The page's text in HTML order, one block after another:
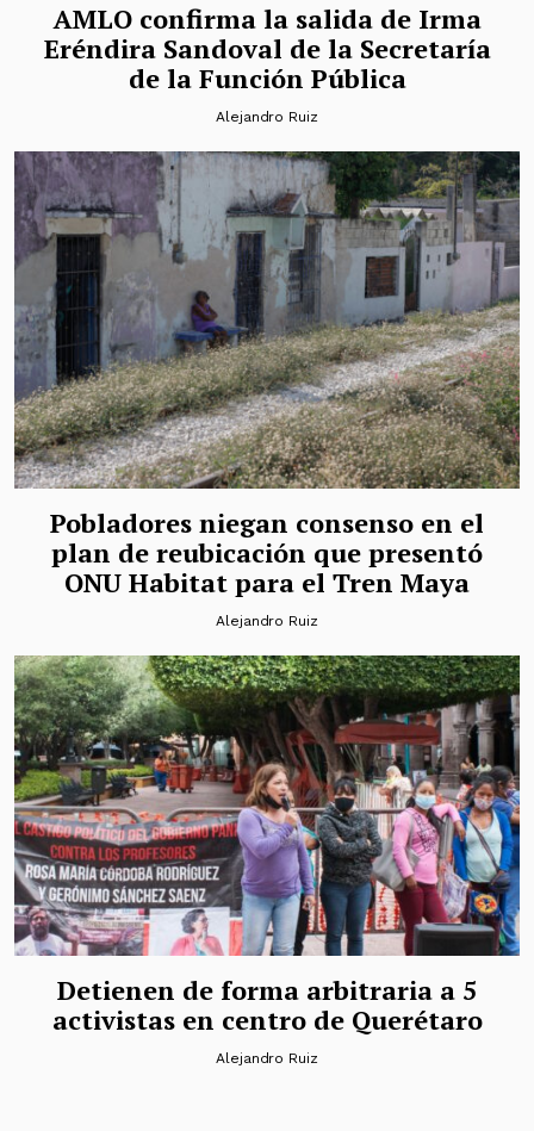
AMLO confirma la salida de Irma
Eréndira Sandoval de la Secretaría
de la Función Pública
Alejandro Ruiz
Pobladores niegan consenso en el
plan de reubicación que presentó
ONU Habitat para el Tren Maya
Alejandro Ruiz
Detienen de forma arbitraria a 5
activistas en centro de Querétaro
Alejandro Ruiz